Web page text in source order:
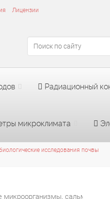
Лицензии
Радиационный
микроклимата
исследования почвы